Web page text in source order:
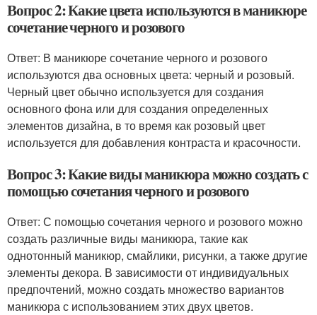
Вопрос 2: Какие цвета используются в маникюре
сочетание черного и розового
Ответ: В маникюре сочетание черного и розового
используются два основных цвета: черный и розовый.
Черный цвет обычно используется для создания
основного фона или для создания определенных
элементов дизайна, в то время как розовый цвет
используется для добавления контраста и красочности.
Вопрос 3: Какие виды маникюра можно создать с
помощью сочетания черного и розового
Ответ: С помощью сочетания черного и розового можно
создать различные виды маникюра, такие как
однотонный маникюр, смайлики, рисунки, а также другие
элементы декора. В зависимости от индивидуальных
предпочтений, можно создать множество вариантов
маникюра с использованием этих двух цветов.